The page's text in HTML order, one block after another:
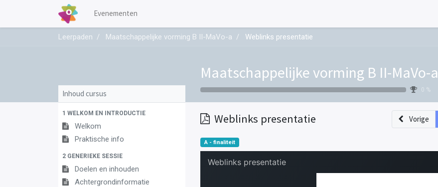
Evenementen
Leerpaden Maatschappelijke vorming B II-MaVo-a Weblinks presentatie
Maatschappelijke vorming B II-MaVo-a
0 %
Inhoud cursus
1 WELKOM EN INTRODUCTIE
Welkom
Praktische info
2 GENERIEKE SESSIE
Doelen en inhouden
Achtergrondinformatie
Weblinks presentatie Vorige
A - finaliteit